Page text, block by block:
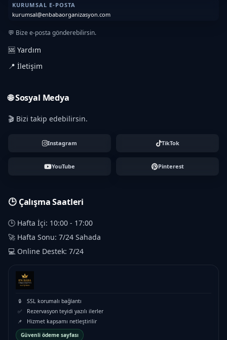
KURUMSAL E-POSTA
kurumsal@enbabaorganizasyon.com
💬 Bize e-posta gönderebilirsin.
🆘 Yardım
📍 İletişim
🌐 Sosyal Medya
🎬 Bizi takip edebilirsin.
Instagram TikTok
YouTube Pinterest
🕒 Çalışma Saatleri
🕒 Hafta İçi: 10:00 - 17:00
🚀 Hafta Sonu: 7/24 Sahada
💻 Online Destek: 7/24
🔒
SSL korumalı bağlantı
✅
Rezervasyon teyidi yazılı ilerler
📌
Hizmet kapsamı netleştirilir
Güvenli ödeme sayfası